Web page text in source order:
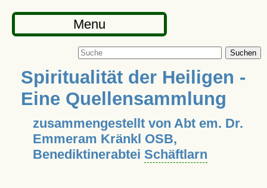
Menu
Suchen
Spiritualität der Heiligen -
Eine Quellensammlung
zusammengestellt von Abt em. Dr.
Emmeram Kränkl OSB,
Benediktinerabtei Schäftlarn